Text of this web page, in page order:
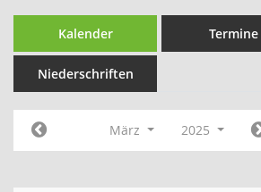
Kalender Termine
Niederschriften
März 2025